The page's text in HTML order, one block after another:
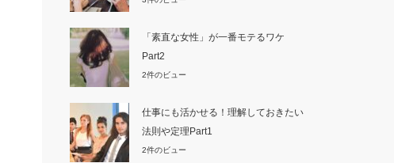
「素直な女性」が一番モテるワケ
Part2
2件のビュー
仕事にも活かせる！理解しておきたい
法則や定理Part1
2件のビュー